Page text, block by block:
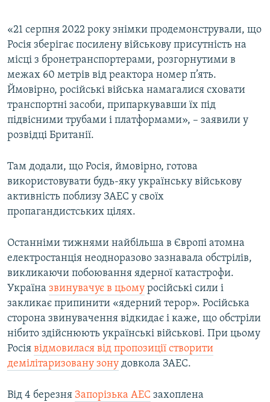
«21 серпня 2022 року знімки продемонстрували, що
Росія зберігає посилену військову присутність на
місці з бронетранспортерами, розгорнутими в
межах 60 метрів від реактора номер п’ять.
Ймовірно, російські війська намагалися сховати
транспортні засоби, припаркувавши їх під
підвісними трубами і платформами», – заявили у
розвідці Британії.
Там додали, що Росія, ймовірно, готова
використовувати будь-яку українську військову
активність поблизу ЗАЕС у своїх
пропагандистських цілях.
Останніми тижнями найбільша в Європі атомна
електростанція неодноразово зазнавала обстрілів,
викликаючи побоювання ядерної катастрофи.
Україна звинувачує в цьому російські сили і
закликає припинити «ядерний терор». Російська
сторона звинувачення відкидає і каже, що обстріли
нібито здійснюють українські військові. При цьому
Росія відмовилася від пропозиції створити
демілітаризовану зону довкола ЗАЕС.
Від 4 березня Запорізька АЕС захоплена